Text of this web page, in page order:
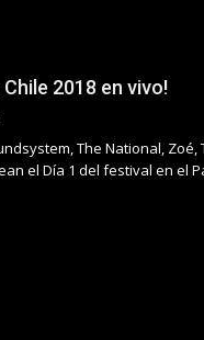
2018 en vivo!
The National,
el Día 1 del festival en el